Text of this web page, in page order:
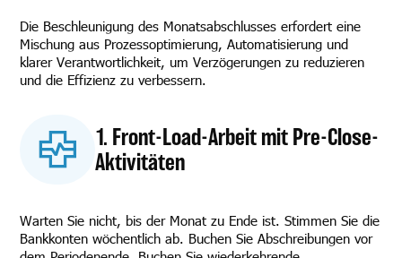
Die Beschleunigung des Monatsabschlusses erfordert eine
Mischung aus Prozessoptimierung, Automatisierung und
klarer Verantwortlichkeit, um Verzögerungen zu reduzieren
und die Effizienz zu verbessern.
1. Front-Load-Arbeit mit Pre-Close-
Aktivitäten
Warten Sie nicht, bis der Monat zu Ende ist. Stimmen Sie die
Bankkonten wöchentlich ab. Buchen Sie Abschreibungen vor